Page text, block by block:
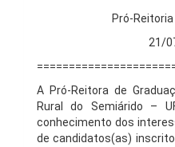
Pró-
21/
A Pró-Reitora de
Rural do Semiárido –
conhecimento dos
de candidatos(as)